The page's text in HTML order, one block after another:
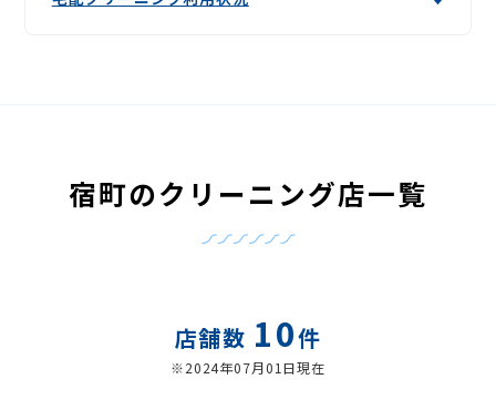
宿町のクリーニング店一覧
店舗数 10件
※2024年07月01日現在